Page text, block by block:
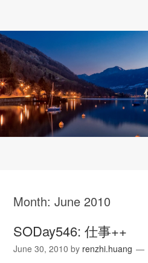
Month:June 2010
SODay546: 仕事++
June 30, 2010 by renzhi.huang